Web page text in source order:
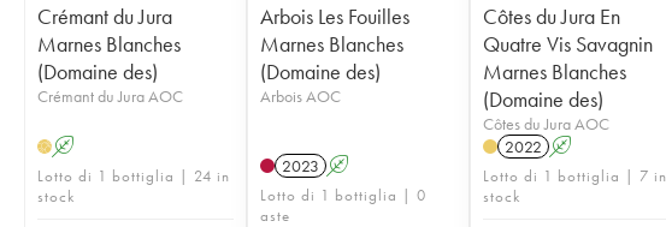
Crémant du Jura
Marnes Blanches
(Domaine des)
Crémant du Jura AOC
H A
Lotto di 1 bottiglia | 24 in
stock
Arbois Les Fouilles
Marnes Blanches
(Domaine des)
Arbois AOC
2023 A
Lotto di 1 bottiglia | 0
aste
Côtes du Jura En
Quatre Vis Savagnin
Marnes Blanches
(Domaine des)
Côtes du Jura AOC
2022 A
Lotto di 1 bottiglia | 7 in
stock